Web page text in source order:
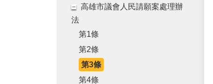
高雄市議會人民請願案處理辦
法
第1條
第2條
第3條
第4條